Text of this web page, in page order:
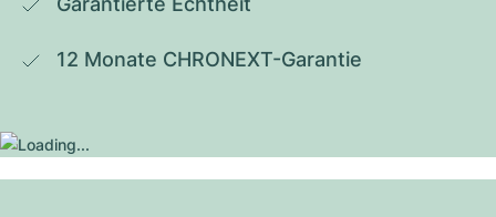
12 Monate CHRONEXT-Garantie